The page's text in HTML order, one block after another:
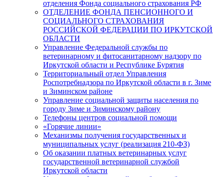
отделения Фонда социального страхования РФ
ОТДЕЛЕНИЕ ФОНДА ПЕНСИОННОГО И
СОЦИАЛЬНОГО СТРАХОВАНИЯ
РОССИЙСКОЙ ФЕДЕРАЦИИ ПО ИРКУТСКОЙ
ОБЛАСТИ
Управление Федеральной службы по
ветеринарному и фитосанитарному надзору по
Иркутской области и Республике Бурятия
Территориальный отдел Управления
Роспотребнадзора по Иркутской области в г. Зиме
и Зиминском районе
Управление социальной защиты населения по
городу Зиме и Зиминскому району
Телефоны центров социальной помощи
«Горячие линии»
Механизмы получения государственных и
муниципальных услуг (реализация 210-ФЗ)
Об оказании платных ветеринарных услуг
государственной ветеринарной службой
Иркутской области